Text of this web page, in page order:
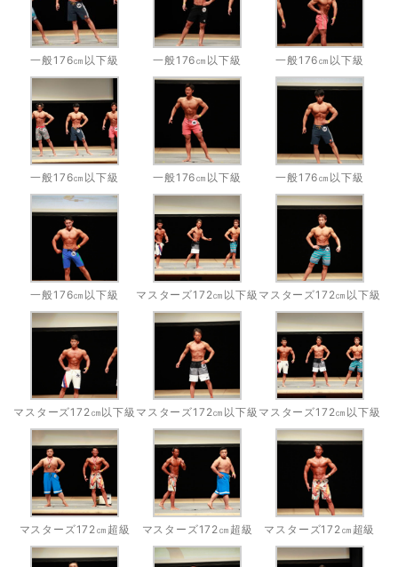
一般176㎝以下級 一般176㎝以下級 一般176㎝以下級
一般176㎝以下級 一般176㎝以下級 一般176㎝以下級
一般176㎝以下級 マスターズ172㎝以下級 マスターズ172㎝以下級
マスターズ172㎝以下級 マスターズ172㎝以下級 マスターズ172㎝以下級
マスターズ172㎝超級 マスターズ172㎝超級 マスターズ172㎝超級